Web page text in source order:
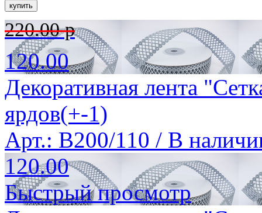
220.00 р
120.00
Декоративная лента
ярдов(+-1)
Арт.: B200/110 / В
120.00
Быстрый просмотр